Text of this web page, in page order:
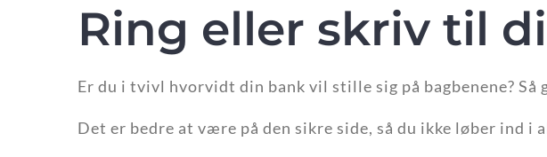
Ring eller skriv til
Er du i tvivl hvorvidt din bank vil stille sig på bagbenene?
Det er bedre at være på den sikre side, så du ikke løber ind